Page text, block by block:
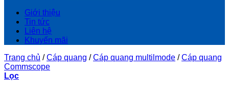
Giới thiệu
Tin tức
Liên hệ
Khuyến mãi
Trang chủ / Cáp quang / Cáp quang multilmode / Cáp quang
Commscope
Lọc